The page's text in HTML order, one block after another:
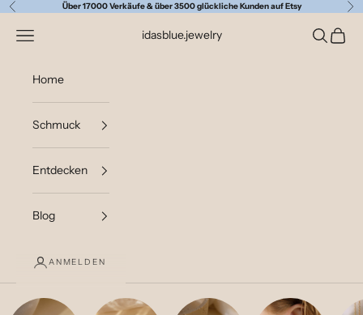
Zum Inhalt springen
Zurück Über 17000 Verkäufe & über 3500 glückliche Kunden auf Etsy Vor
idasblue.jewelry
Navigationsmenü öffnen Suche
Home
Schmuck
Entdecken
Blog
ANMELDEN